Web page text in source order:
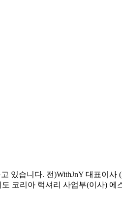
습니다. 전)WithJnY 대표이사
코리아 럭셔리 사업부(이사) 에